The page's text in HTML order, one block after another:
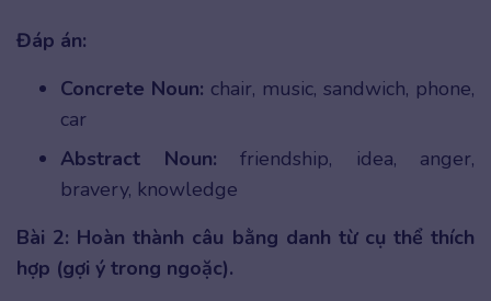
Đáp án:
Concrete Noun: chair, music, sandwich, phone,
car
Abstract Noun: friendship, idea, anger,
bravery, knowledge
Bài 2: Hoàn thành câu bằng danh từ cụ thể thích
hợp (gợi ý trong ngoặc).